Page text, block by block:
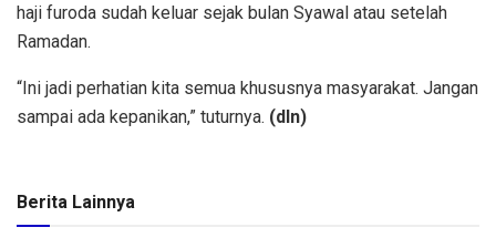
haji furoda sudah keluar sejak bulan Syawal atau setelah
Ramadan.
“Ini jadi perhatian kita semua khususnya masyarakat. Jangan
sampai ada kepanikan,” tuturnya. (dln)
Berita Lainnya